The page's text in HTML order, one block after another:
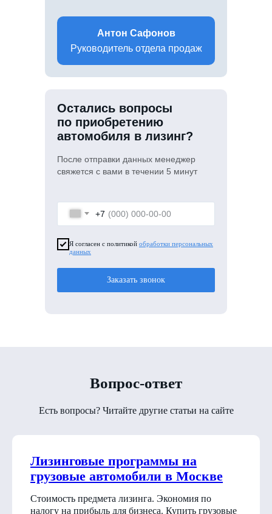
+7
Я согласен с политикой обработки персональных
данных
Заказать звонок
Остались вопросы
по приобретению
автомобиля в лизинг?
После отправки данных менеджер
свяжется с вами в течении 5 минут
Антон Сафонов
Руководитель отдела продаж
Вопрос-ответ
Есть вопросы? Читайте другие статьи на сайте
Лизинговые программы на
грузовые автомобили в Москве
Стоимость предмета лизинга. Экономия по
налогу на прибыль для бизнеса. Купить грузовые